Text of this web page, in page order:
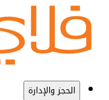
الحجز والإدارة